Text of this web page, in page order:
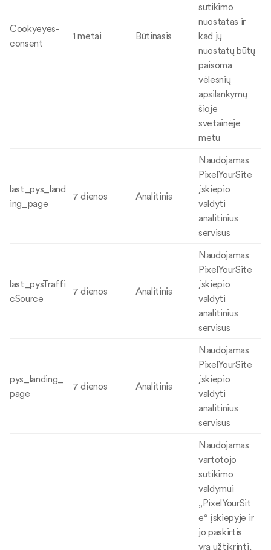
Cookyeyes-
consent
1 metai Būtinasis
sutikimo
nuostatas ir
kad jų
nuostatų būtų
paisoma
vėlesnių
apsilankymų
šioje
svetainėje
metu
last_pys_land
ing_page
7 dienos Analitinis
Naudojamas
PixelYourSite
įskiepio
valdyti
analitinius
servisus
last_pysTraffi
cSource
7 dienos Analitinis
Naudojamas
PixelYourSite
įskiepio
valdyti
analitinius
servisus
pys_landing_
page
7 dienos Analitinis
Naudojamas
PixelYourSite
įskiepio
valdyti
analitinius
servisus
Naudojamas
vartotojo
sutikimo
valdymui
„PixelYourSit
e“ įskiepyje ir
jo paskirtis
yra užtikrinti,